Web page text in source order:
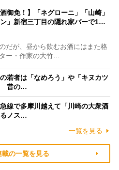
御免！】「ネグローニ」「山崎」
ン」新宿三丁目の隠れ家バーで1…
だが、昼から飲むお酒にはまた格
ー・作家の大竹…
若者は「なめろう」や「キヌカツ
昔の…
線で多摩川越えて「川崎の大衆酒
ノス…
一覧を見る
載の一覧を見る